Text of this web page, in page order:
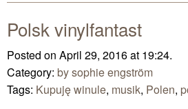
Polsk vinylfantast
Posted on April 29, 2016 at 19:24.
Category: by sophie engström
Tags: Kupuję winule, musik, Polen,